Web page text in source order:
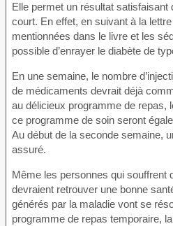
Elle permet un résultat satisfaisant
court. En effet, en suivant à la
mentionnées dans le livre et les
possible d’enrayer le diabète de
En une semaine, le nombre
de médicaments devrait déjà
au délicieux programme de repas,
ce programme de soin seront
Au début de la seconde semaine,
assuré.
Même les personnes qui souffrent
devraient retrouver une bonne
générés par la maladie vont se
programme de repas temporaire,